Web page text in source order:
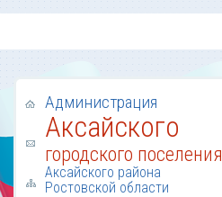
Администрация
Аксайского
городского поселения
Аксайского района
Ростовской области